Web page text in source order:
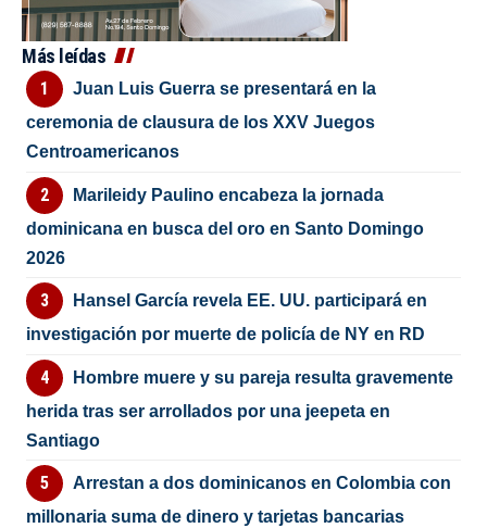
Más leídas
Juan Luis Guerra se presentará en la
ceremonia de clausura de los XXV Juegos
Centroamericanos
Marileidy Paulino encabeza la jornada
dominicana en busca del oro en Santo Domingo
2026
Hansel García revela EE. UU. participará en
investigación por muerte de policía de NY en RD
Hombre muere y su pareja resulta gravemente
herida tras ser arrollados por una jeepeta en
Santiago
Arrestan a dos dominicanos en Colombia con
millonaria suma de dinero y tarjetas bancarias